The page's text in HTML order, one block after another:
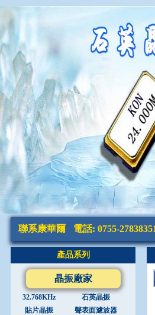
聯系康華爾 電話: 0755-
產品系列
晶振廠家
32.768KHz
石英晶振
貼片晶振
聲表面濾波器